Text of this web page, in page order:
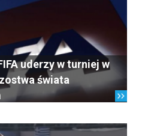
uderzy w turniej w
świata